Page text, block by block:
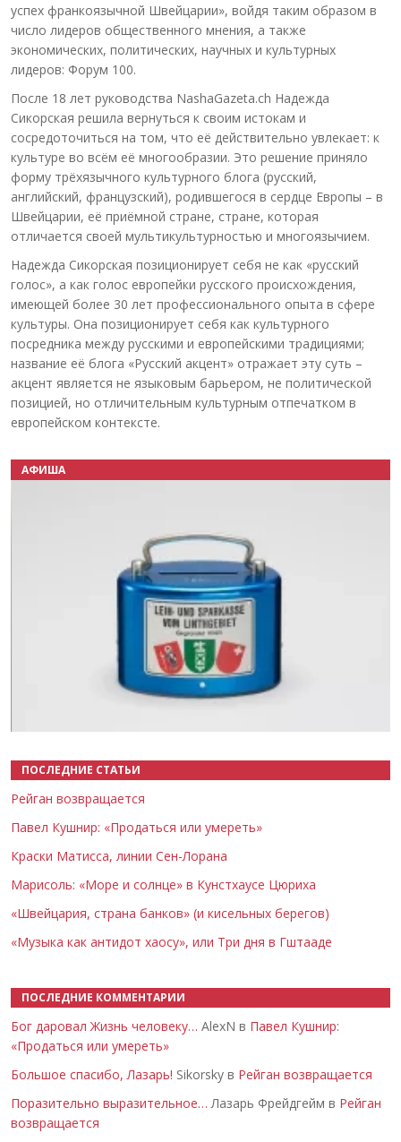
успех франкоязычной Швейцарии», войдя таким образом в
число лидеров общественного мнения, а также
экономических, политических, научных и культурных
лидеров: Форум 100.
После 18 лет руководства NashaGazeta.ch Надежда
Сикорская решила вернуться к своим истокам и
сосредоточиться на том, что её действительно увлекает: к
культуре во всём её многообразии. Это решение приняло
форму трёхязычного культурного блога (русский,
английский, французский), родившегося в сердце Европы – в
Швейцарии, её приёмной стране, стране, которая
отличается своей мультикультурностью и многоязычием.
Надежда Сикорская позиционирует себя не как «русский
голос», а как голос европейки русского происхождения,
имеющей более 30 лет профессионального опыта в сфере
культуры. Она позиционирует себя как культурного
посредника между русскими и европейскими традициями;
название её блога «Русский акцент» отражает эту суть –
акцент является не языковым барьером, не политической
позицией, но отличительным культурным отпечатком в
европейском контексте.
АФИША
ПОСЛЕДНИЕ СТАТЬИ
Рейган возвращается
Павел Кушнир: «Продаться или умереть»
Краски Матисса, линии Сен-Лорана
Марисоль: «Море и солнце» в Кунстхаусе Цюриха
«Швейцария, страна банков» (и кисельных берегов)
«Музыка как антидот хаосу», или Три дня в Гштааде
ПОСЛЕДНИЕ КОММЕНТАРИИ
Бог даровал Жизнь человеку… AlexN в Павел Кушнир:
«Продаться или умереть»
Большое спасибо, Лазарь! Sikorsky в Рейган возвращается
Поразительно выразительное… Лазарь Фрейдгейм в Рейган
возвращается